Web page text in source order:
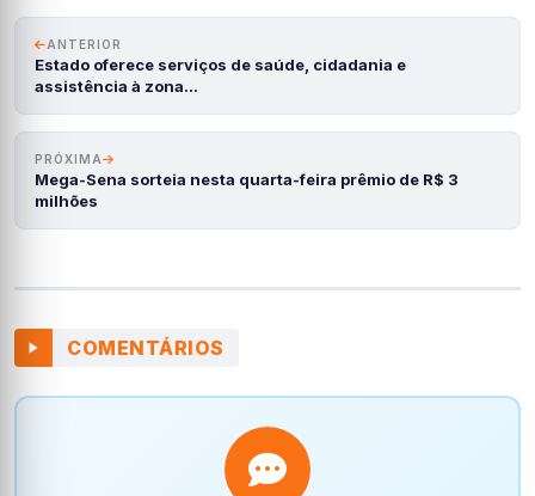
ANTERIOR
Estado oferece serviços de saúde, cidadania e
assistência à zona…
PRÓXIMA
Mega-Sena sorteia nesta quarta-feira prêmio de R$ 3
milhões
COMENTÁRIOS